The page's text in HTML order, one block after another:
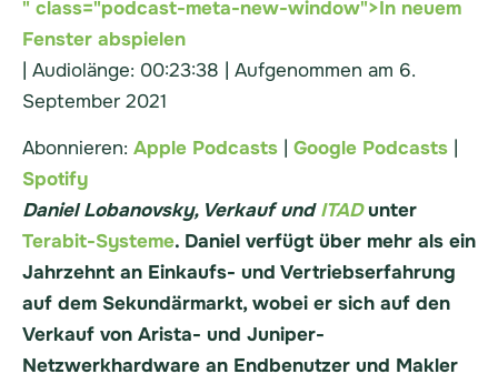
" class="podcast-meta-new-window">In neuem
Fenster abspielen
Audiolänge: 00:23:38
Aufgenommen am 6.
September 2021
Abonnieren: Apple Podcasts Google Podcasts
Spotify
Daniel Lobanovsky, Verkauf undITADunter
Terabit-Systeme. Daniel verfügt über mehr als ein
Jahrzehnt an Einkaufs- und Vertriebserfahrung
auf dem Sekundärmarkt, wobei er sich auf den
Verkauf von Arista- und Juniper-
Netzwerkhardware an Endbenutzer und Makler